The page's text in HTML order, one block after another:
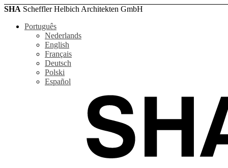
SHA Scheffler Helbich Architekten GmbH
Português
Nederlands
English
Français
Deutsch
Polski
Español